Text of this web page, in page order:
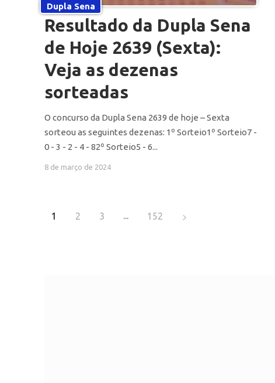
Dupla Sena
Resultado da Dupla Sena
de Hoje 2639 (Sexta):
Veja as dezenas
sorteadas
O concurso da Dupla Sena 2639 de hoje – Sexta
sorteou as seguintes dezenas: 1º Sorteio1º Sorteio7 -
0 - 3 - 2 - 4 - 82º Sorteio5 - 6...
8 de março de 2024
1 2 3 ... 152